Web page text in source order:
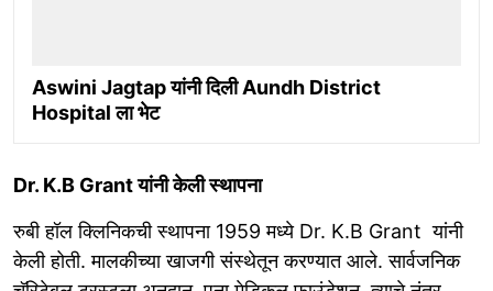
Aswini Jagtap यांनी दिली Aundh District
Hospital ला भेट
Dr. K.B Grant यांनी केली स्थापना
रुबी हॉल क्लिनिकची स्थापना 1959 मध्ये Dr. K.B Grant यांनी
केली होती. मालकीच्या खाजगी संस्थेतून करण्यात आले. सार्वजनिक